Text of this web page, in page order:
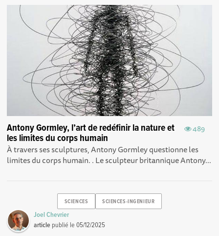
489
Antony Gormley, l’art de redéfinir la nature et
les limites du corps humain
À travers ses sculptures, Antony Gormley questionne les
limites du corps humain. . Le sculpteur britannique Antony...
SCIENCES SCIENCES-INGENIEUR
Joel Chevrier
article publié le05/12/2025